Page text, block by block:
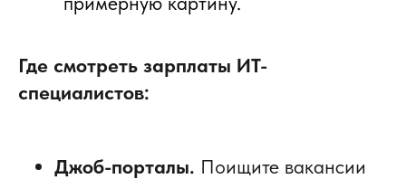
Где смотреть зарплаты ИТ-
специалистов:
Джоб-порталы. Поищите вакансии